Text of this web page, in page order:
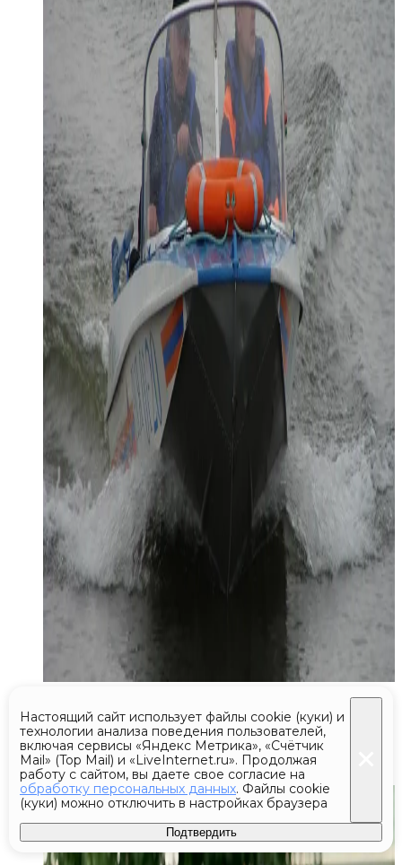
Открытая тренировка по самбо
прошла в Можайске
Настоящий сайт использует файлы cookie (куки) и
технологии анализа поведения пользователей,
включая сервисы «Яндекс Метрика», «Счётчик
Mail» (Top Mail) и «LiveInternet.ru». Продолжая
работу с сайтом, вы даете свое согласие на
обработку персональных данных. Файлы cookie
(куки) можно отключить в настройках браузера
Подтвердить